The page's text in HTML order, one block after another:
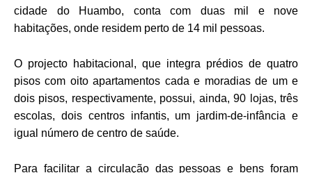
cidade do Huambo, conta com duas mil e nove
habitações, onde residem perto de 14 mil pessoas.
O projecto habitacional, que integra prédios de quatro
pisos com oito apartamentos cada e moradias de um e
dois pisos, respectivamente, possui, ainda, 90 lojas, três
escolas, dois centros infantis, um jardim-de-infância e
igual número de centro de saúde.
Para facilitar a circulação das pessoas e bens foram